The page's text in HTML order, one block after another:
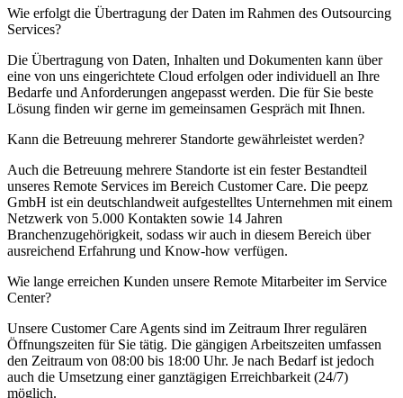
Wie erfolgt die Übertragung der Daten im Rahmen des Outsourcing
Services?
Die Übertragung von Daten, Inhalten und Dokumenten kann über
eine von uns eingerichtete Cloud erfolgen oder individuell an Ihre
Bedarfe und Anforderungen angepasst werden. Die für Sie beste
Lösung finden wir gerne im gemeinsamen Gespräch mit Ihnen.
Kann die Betreuung mehrerer Standorte gewährleistet werden?
Auch die Betreuung mehrere Standorte ist ein fester Bestandteil
unseres Remote Services im Bereich Customer Care. Die peepz
GmbH ist ein deutschlandweit aufgestelltes Unternehmen mit einem
Netzwerk von 5.000 Kontakten sowie 14 Jahren
Branchenzugehörigkeit, sodass wir auch in diesem Bereich über
ausreichend Erfahrung und Know-how verfügen.
Wie lange erreichen Kunden unsere Remote Mitarbeiter im Service
Center?
Unsere Customer Care Agents sind im Zeitraum Ihrer regulären
Öffnungszeiten für Sie tätig. Die gängigen Arbeitszeiten umfassen
den Zeitraum von 08:00 bis 18:00 Uhr. Je nach Bedarf ist jedoch
auch die Umsetzung einer ganztägigen Erreichbarkeit (24/7)
möglich.